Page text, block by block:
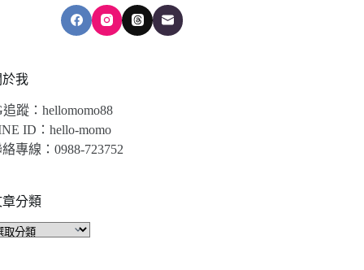
於我
追蹤：hellomomo88
ID：hello-momo
專線：0988-723752
分類